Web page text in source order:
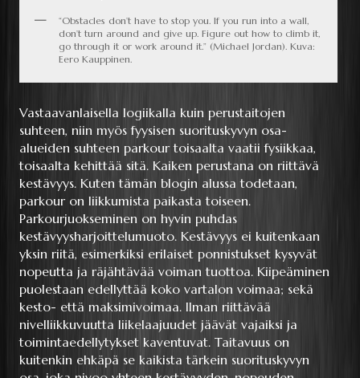
“Obstacles don’t have to stop you. If you run into a wall,
don’t turn around and give up. Figure out how to climb it,
go through it or work around it.” (Michael Jordan). Kuva:
Eero Kauppinen.
Vastaavanlaisella logiikalla kuin perustaitojen
suhteen, niin myös fyysisen suorituskyvyn osa-
alueiden suhteen parkour toisaalta vaatii fysiikkaa,
toisaalta kehittää sitä. Kaiken perustana on riittävä
kestävyys. Kuten tämän blogin alussa todetaan,
parkour on liikkumista paikasta toiseen.
Parkourjuokseminen on hyvin puhdas
kestävyysharjoittelumuoto. Kestävyys ei kuitenkaan
yksin riitä, esimerkiksi erilaiset ponnistukset kysyvät
nopeutta ja räjähtävää voiman tuottoa. Kiipeäminen
puolestaan edellyttää koko vartalon voimaa; sekä
kesto- että maksimivoimaa. Ilman riittävää
nivelliikkuvuutta liikelaajuudet jäävät vajaiksi ja
toimintaedellytykset kaventuvat. Taitavuus on
kuitenkin ehkäpä se kaikista tärkein suorituskyvyn